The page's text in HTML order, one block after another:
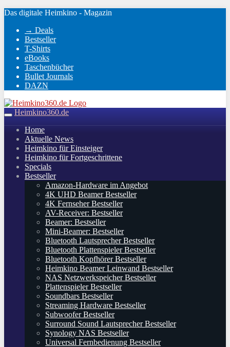
Skip
main
content
Das digitale Heimkino - Magazin
→ Deals
Bestseller
T-Shirts
eBooks
Taschenbücher
Bullet Journals
DAZN
Toggle
navigation
Heimkino360.de
Home
Aktuelle News
Heimkino für Einsteiger
Heimkino für Fortgeschrittene
Specials
Bestseller
Amazon-Hardware im Angebot
4K UHD Beamer Bestseller
4K Fernseher Bestseller
AV-Receiver: Bestseller
Beamer: Bestseller
Mini-Beamer: Bestseller
Bluetooth Lautsprecher Bestseller
Bluetooth Plattenspieler Bestseller
Bluetooth Kopfhörer Bestseller
Heimkino Beamer Leinwand Bestseller
NAS Netzwerkspeicher Bestseller
Plattenspieler Bestseller
Soundbars Bestseller
Streaming Hardware Bestseller
Subwoofer Bestseller
Surround Sound Lautsprecher Bestseller
Synology NAS Bestseller
Universal Fernbedienung Bestseller